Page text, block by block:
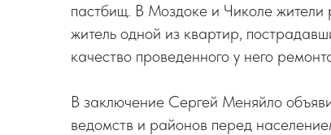
пастбищ. В Моздоке и Чиколе жители
житель одной из квартир,
качество проведенного у него
В заключение Сергей Меняйло
ведомств и районов перед